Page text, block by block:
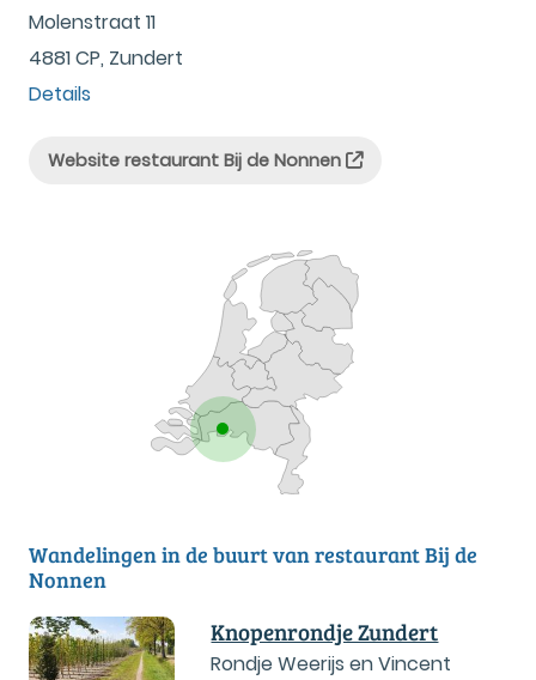
Molenstraat 11
4881 CP, Zundert
Details
Website restaurant Bij de Nonnen
Wandelingen in de buurt van restaurant Bij de
Nonnen
Knopenrondje Zundert
Rondje Weerijs en Vincent